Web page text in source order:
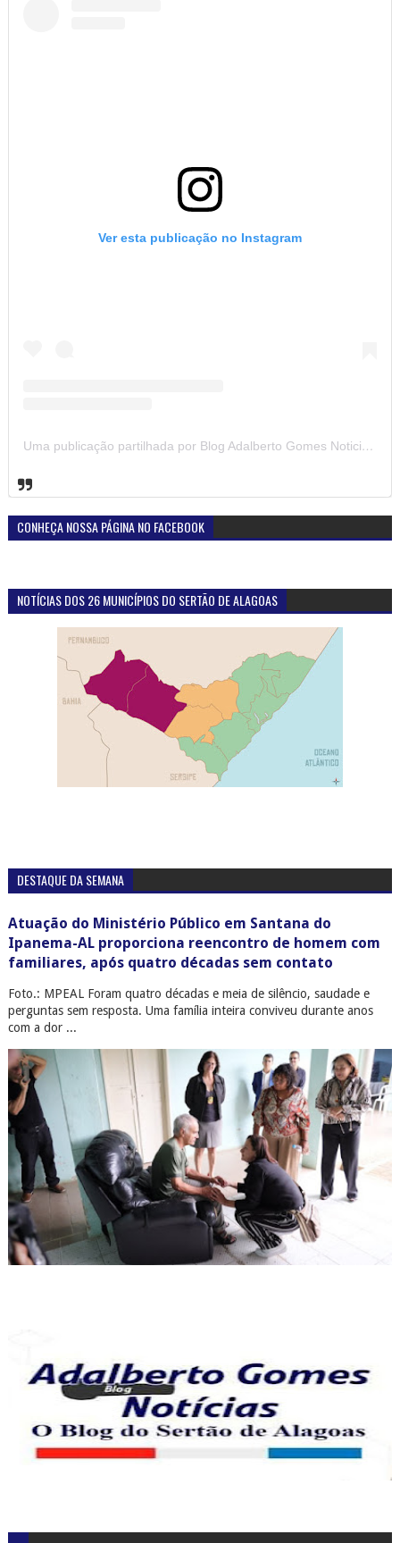
Ver esta publicação no Instagram
Uma publicação partilhada por Blog Adalberto Gomes Noticias (@blogadalbertogomesnoticiass)
CONHEÇA NOSSA PÁGINA NO FACEBOOK
NOTÍCIAS DOS 26 MUNICÍPIOS DO SERTÃO DE ALAGOAS
DESTAQUE DA SEMANA
Atuação do Ministério Público em Santana do
Ipanema-AL proporciona reencontro de homem com
familiares, após quatro décadas sem contato
Foto.: MPEAL Foram quatro décadas e meia de silêncio, saudade e
perguntas sem resposta. Uma família inteira conviveu durante anos
com a dor ...